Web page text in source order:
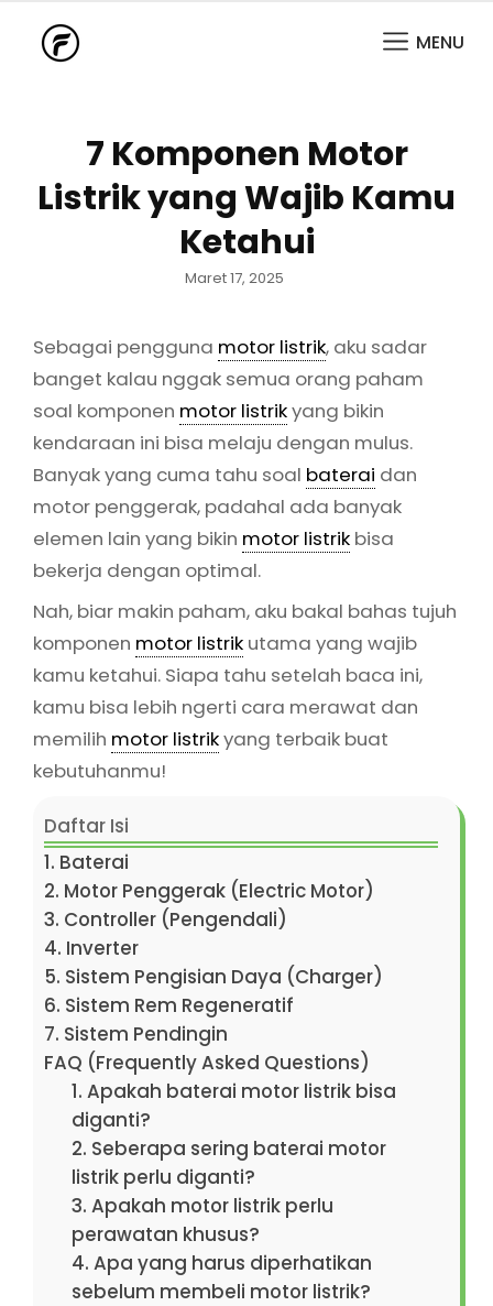
MENU
7 Komponen Motor
Listrik yang Wajib Kamu
Ketahui
Posted
Maret 17, 2025
Sebagai pengguna motor listrik, aku sadar
banget kalau nggak semua orang paham
soal komponen motor listrikyang bikin
kendaraan ini bisa melaju dengan mulus.
Banyak yang cuma tahu soal baterai dan
motor penggerak, padahal ada banyak
elemen lain yang bikin motor listrik bisa
bekerja dengan optimal.
Nah, biar makin paham, aku bakal bahas tujuh
komponen motor listrik utama yang wajib
kamu ketahui. Siapa tahu setelah baca ini,
kamu bisa lebih ngerti cara merawat dan
memilih motor listrikyang terbaik buat
kebutuhanmu!
Daftar Isi
1. Baterai
2. Motor Penggerak (Electric Motor)
3. Controller (Pengendali)
4. Inverter
5. Sistem Pengisian Daya (Charger)
6. Sistem Rem Regeneratif
7. Sistem Pendingin
FAQ (Frequently Asked Questions)
1. Apakah baterai motor listrik bisa
diganti?
2. Seberapa sering baterai motor
listrik perlu diganti?
3. Apakah motor listrik perlu
perawatan khusus?
4. Apa yang harus diperhatikan
sebelum membeli motor listrik?